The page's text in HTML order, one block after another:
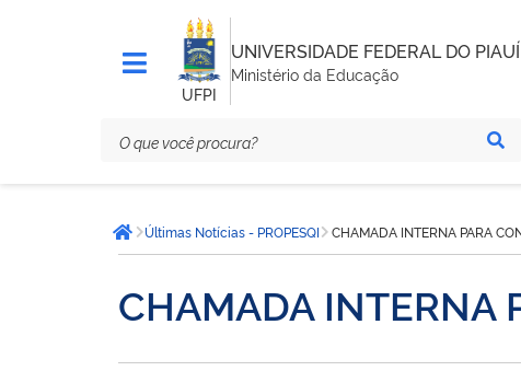
UFPI
UNIVERSIDADE FEDERAL DO PIAUÍ
Ministério da Educação
está
aqui:Página inicial
Últimas Notícias - PROPESQI CHAMADA INTERNA PARA
CHAMADA INTERNA